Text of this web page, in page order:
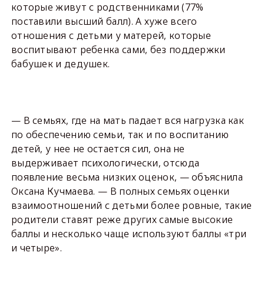
которые живут с родственниками (77%
поставили высший балл). А хуже всего
отношения с детьми у матерей, которые
воспитывают ребенка сами, без поддержки
бабушек и дедушек.
— В семьях, где на мать падает вся нагрузка как
по обеспечению семьи, так и по воспитанию
детей, у нее не остается сил, она не
выдерживает психологически, отсюда
появление весьма низких оценок, — объяснила
Оксана Кучмаева. — В полных семьях оценки
взаимоотношений с детьми более ровные, такие
родители ставят реже других самые высокие
баллы и несколько чаще используют баллы «три
и четыре».